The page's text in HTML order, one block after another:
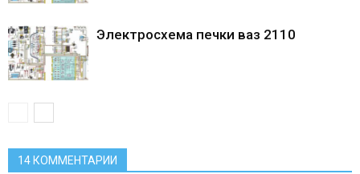
Электросхема печки ваз 2110
14 КОММЕНТАРИИ